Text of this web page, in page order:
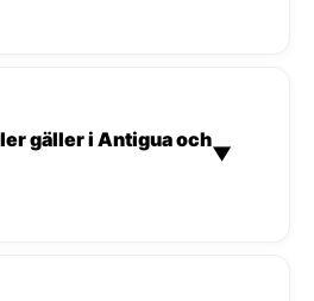
gäller i Antigua och
▼